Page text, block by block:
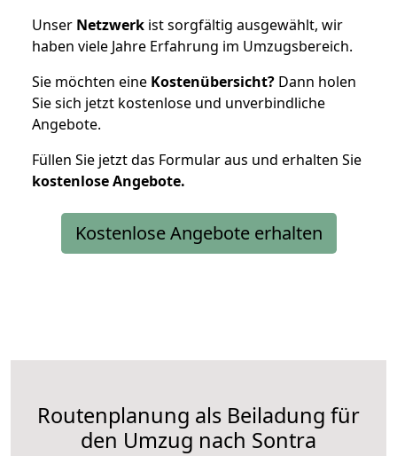
Unser Netzwerk ist sorgfältig ausgewählt, wir
haben viele Jahre Erfahrung im Umzugsbereich.
Sie möchten eine Kostenübersicht? Dann holen
Sie sich jetzt kostenlose und unverbindliche
Angebote.
Füllen Sie jetzt das Formular aus und erhalten Sie
kostenloseAngebote.
Kostenlose Angebote erhalten
Routenplanung als Beiladung für
den Umzug nach Sontra